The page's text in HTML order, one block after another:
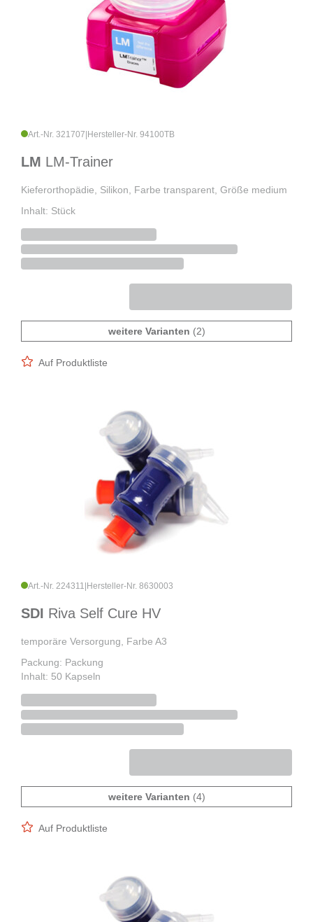
Art.-Nr. 321707 Hersteller-Nr. 94100TB
LM LM-Trainer
Kieferorthopädie, Silikon, Farbe transparent, Größe medium
Inhalt: Stück
weitere Varianten (2)
Auf Produktliste
Art.-Nr. 224311 Hersteller-Nr. 8630003
SDI Riva Self Cure HV
temporäre Versorgung, Farbe A3
Packung: Packung
Inhalt: 50 Kapseln
weitere Varianten (4)
Auf Produktliste